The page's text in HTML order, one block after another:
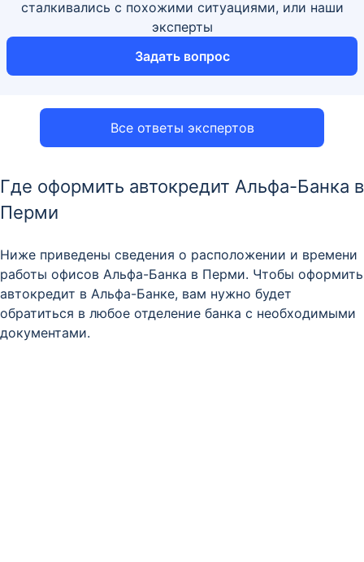
Все ответы экспертов
сталкивались с похожими ситуациями, или наши
эксперты
Задать вопрос
Где оформить автокредит Альфа-Банка в
Перми
Ниже приведены сведения о расположении и времени
работы офисов Альфа-Банка в Перми. Чтобы оформить
автокредит в Альфа-Банке, вам нужно будет
обратиться в любое отделение банка с необходимыми
документами.